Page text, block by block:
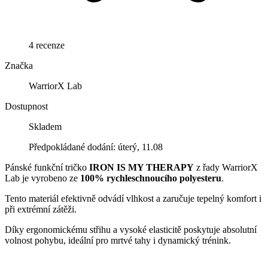
4 recenze
Značka
WarriorX Lab
Dostupnost
Skladem
Předpokládané dodání: úterý, 11.08
Pánské funkční tričko IRON IS MY THERAPY z řady WarriorX
Lab je vyrobeno ze 100% rychleschnoucího polyesteru.
Tento materiál efektivně odvádí vlhkost a zaručuje tepelný komfort i
při extrémní zátěži.
Díky ergonomickému střihu a vysoké elasticitě poskytuje absolutní
volnost pohybu, ideální pro mrtvé tahy i dynamický trénink.